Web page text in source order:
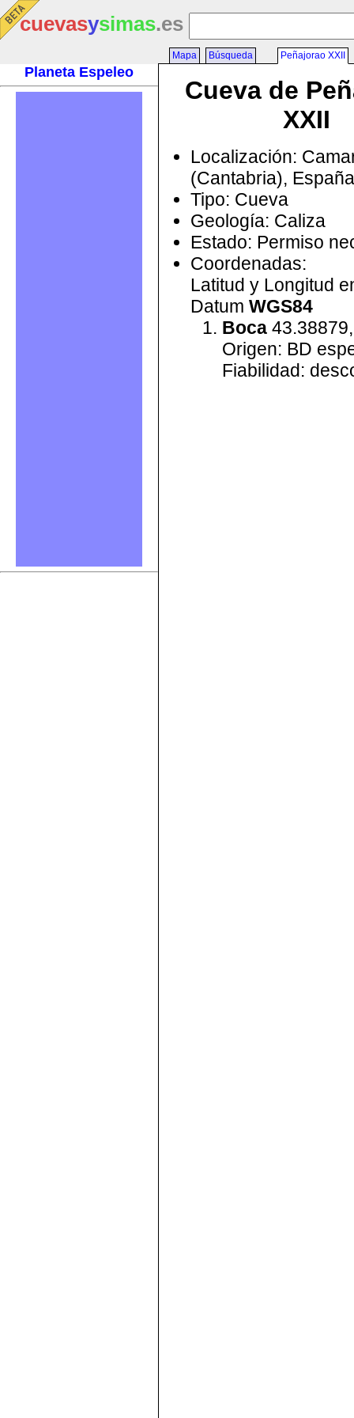
cuevasysimas.es
Planeta Espeleo
Mapa Búsqueda Peñajorao XXII
Cueva de
XXII
Localización:
(Cantabria), España
Tipo: Cueva
Geología: Caliza
Estado: Permiso
Coordenadas:
Latitud y Longitud
Datum WGS84
Boca
Origen: BD
Fiabilidad: